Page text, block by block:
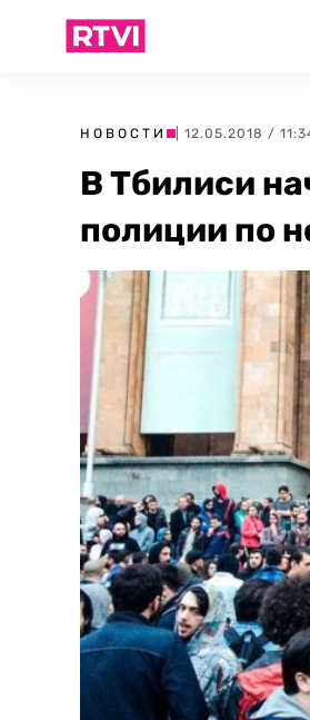
НОВОСТИ | 12.05.2018 /
В Тбилиси
полиции по